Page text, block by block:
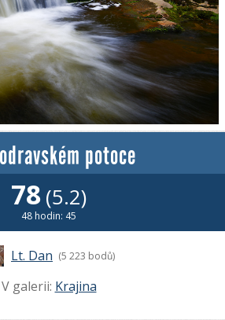
Zapomněli jste heslo?
jste účet na starém webu?
potoce
78(5.2)
48 hodin: 45
Lt. Dan (5 223 bodů)
V galerii: Krajina